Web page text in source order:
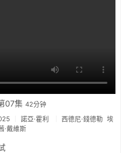
07集 42分钟
諾亞·霍利 西德尼·錢德勒 埃
·戴維斯